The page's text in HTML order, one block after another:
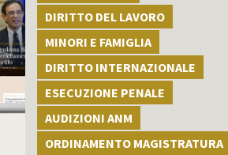
DIRITTO DEL LAVORO
MINORI E FAMIGLIA
DIRITTO INTERNAZIONALE
ESECUZIONE PENALE
AUDIZIONI ANM
ORDINAMENTO MAGISTRATURA